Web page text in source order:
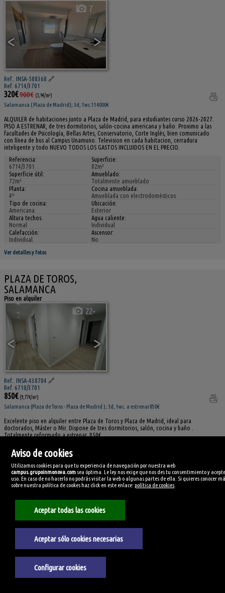
< >
7
Ref.. INSA-588368 🔗
Ref. 6714/3701
320€900€ (3,9€/m²)
Salamanca ( Plaza de Madrid); 3d, 1wc.114000€
ALQUILER de habitaciones junto a Plaza de Madrid, para estudiantes curso 2026-2027.
PISO A ESTRENAR, de tres dormitorios, salón-cocina americana y baño. Proximo a las
facultades de Psicología, Bellas Artes, Conservatorio, Corte Inglés, bien comunicado
con línea de bus al Campus Unamuno. Television en cada habitacion, cerradura
inteligente y todo NUEVO TODOS LOS GASTOS INCLUIDOS EN EL PRECIO.
Referencia:
6714/3701
Superficie:
82m²
Superficie útil:
72m²
Amueblado:
Totalmente amueblado
Planta:
4º
Cocina amueblada:
Amueblada con electrodomésticos
Tipo de cocina:
Americana
Ubicación:
Exterior
Altura techos:
Normal
Agua caliente:
Individual
Calefacción:
Individual
Ascensor:
No
Ver detalles y fotos
PLAZA DE TOROS,
SALAMANCA
Piso en alquiler
< >
22
Ref.. INSA-438704 🔗
Ref. 6710/3701
850€ (9,77€/m²)
Salamanca (Plaza de Toros - Plaza de Madrid ); 3d, 1wc. a estrenar850€
Excelente piso en alquiler entre Plaza de Toros y Plaza de Madrid, ideal para
doctorados, Máster o Mir. Dispone de tres dormitorios, salón, cocina y baño .
Totalmente reformado a estrenar. 850€
Referencia:
6710/3701
Superficie útil:
75m²
3
Amueblado:
Totalmente amueblado
Planta:
4º
Centralizada
Fianza alquiler:
850€
Sí
AVENIDA PORTUGAL,
Aviso de cookies
Utilizamos cookies para que tu experiencia de navegación por nuestra web
campus.grupoinmonova.com sea óptima. Le ley nos exige que nos des tu consentimiento y
uso. En caso de no hacerlo no podrás visitar la web o algunas partes de ella. Si quieres conocer
sobre nuestra política de cookes haz click en este enlace:política de cookies
Aceptar todas las cookies
Aceptar sólo cookies necesarias
Configurar cookies